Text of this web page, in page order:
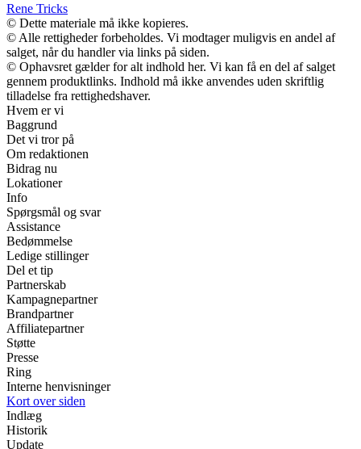
Rene Tricks
© Dette materiale må ikke kopieres.
© Alle rettigheder forbeholdes. Vi modtager muligvis en andel af
salget, når du handler via links på siden.
© Ophavsret gælder for alt indhold her. Vi kan få en del af salget
gennem produktlinks. Indhold må ikke anvendes uden skriftlig
tilladelse fra rettighedshaver.
Hvem er vi
Baggrund
Det vi tror på
Om redaktionen
Bidrag nu
Lokationer
Info
Spørgsmål og svar
Assistance
Bedømmelse
Ledige stillinger
Del et tip
Partnerskab
Kampagnepartner
Brandpartner
Affiliatepartner
Støtte
Presse
Ring
Interne henvisninger
Kort over siden
Indlæg
Historik
Update